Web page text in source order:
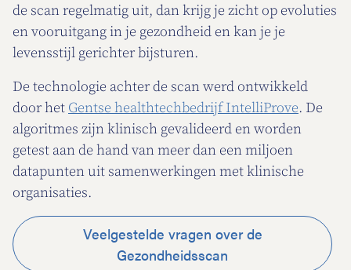
de scan regelmatig uit, dan krijg je zicht op evoluties
en vooruitgang in je gezondheid en kan je je
levensstijl gerichter bijsturen.
De technologie achter de scan werd ontwikkeld
door het Gentse healthtechbedrijf IntelliProve. De
algoritmes zijn klinisch gevalideerd en worden
getest aan de hand van meer dan een miljoen
datapunten uit samenwerkingen met klinische
organisaties.
Veelgestelde vragen over de
Gezondheidsscan